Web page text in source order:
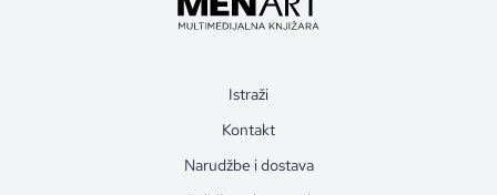
Istraži
Kontakt
Narudžbe i dostava